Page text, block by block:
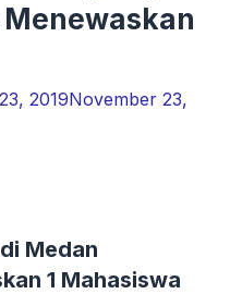
2019November 23,
Medan
1 Mahasiswa